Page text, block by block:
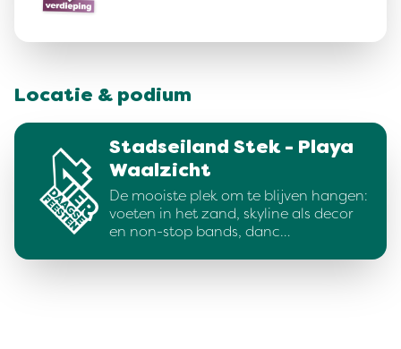
Locatie & podium
Stadseiland Stek - Playa
Waalzicht
De mooiste plek om te blijven hangen:
voeten in het zand, skyline als decor
en non-stop bands, danc…